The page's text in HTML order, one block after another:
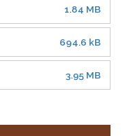
1.84 MB
694.6 kB
3.95 MB